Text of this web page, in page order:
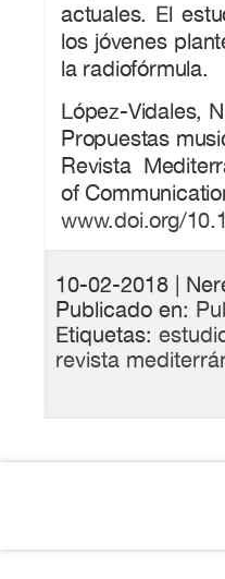
actuales. El
los jóvenes
la radiofórmula.
López-Vidales,
Propuestas
Revista
of
www.doi.org/
10-02-2018 |
Publicado en:
Etiquetas:
revista